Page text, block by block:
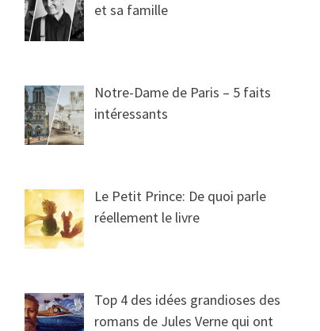
et sa famille
Notre-Dame de Paris – 5 faits
intéressants
Le Petit Prince: De quoi parle
réellement le livre
Top 4 des idées grandioses des
romans de Jules Verne qui ont